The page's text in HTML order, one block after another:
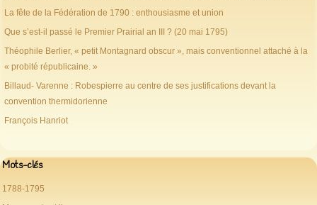
La fête de la Fédération de 1790 : enthousiasme et union
Que s’est-il passé le Premier Prairial an III ? (20 mai 1795)
Théophile Berlier, « petit Montagnard obscur », mais conventionnel attaché à la
« probité républicaine. »
Billaud- Varenne : Robespierre au centre de ses justifications devant la
convention thermidorienne
François Hanriot
Mots-clés
1788-1795